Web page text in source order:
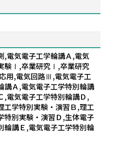
,電気電子工学輪講Ａ,電気
験Ⅰ,卒業研究Ⅰ,卒業研究
用,電気回路Ⅲ,電気電子工
講Ａ,電気電子工学特別輪講
,電気電子工学特別輪講Ｄ,
工学特別実験・演習Ｂ,理工
特別実験・演習Ｄ,生体電子
輪講Ｅ,電気電子工学特別輪